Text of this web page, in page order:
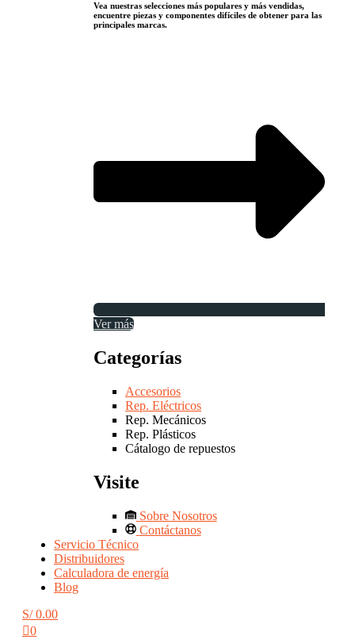
Vea nuestras selecciones más populares y más vendidas,
encuentre piezas y componentes difíciles de obtener para las
principales marcas.
Ver más
Categorías
Accesorios
Rep. Eléctricos
Rep. Mecánicos
Rep. Plásticos
Cátalogo de repuestos
Visite
Sobre Nosotros
Contáctanos
Servicio Técnico
Distribuidores
Calculadora de energía
Blog
S/0.00
0